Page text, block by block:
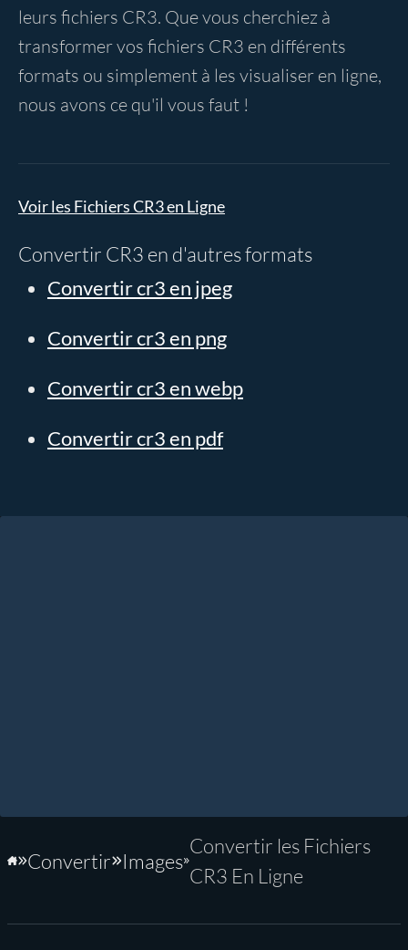
leurs fichiers CR3. Que vous cherchiez à
transformer vos fichiers CR3 en différents
formats ou simplement à les visualiser en ligne,
nous avons ce qu'il vous faut !
Voir les Fichiers CR3 en Ligne
Convertir CR3 en d'autres formats
Convertir cr3 en jpeg
Convertir cr3 en png
Convertir cr3 en webp
Convertir cr3 en pdf
Accueil
Convertir Images
Convertir les Fichiers
CR3 En Ligne